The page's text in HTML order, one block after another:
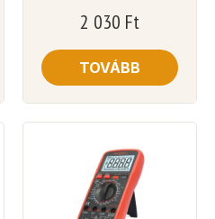
2 030 Ft
TOVÁBB